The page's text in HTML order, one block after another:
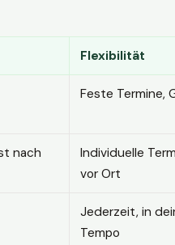
Flexibilität
Feste Termine,
nach
Individuelle
vor Ort
Jederzeit, in
Tempo